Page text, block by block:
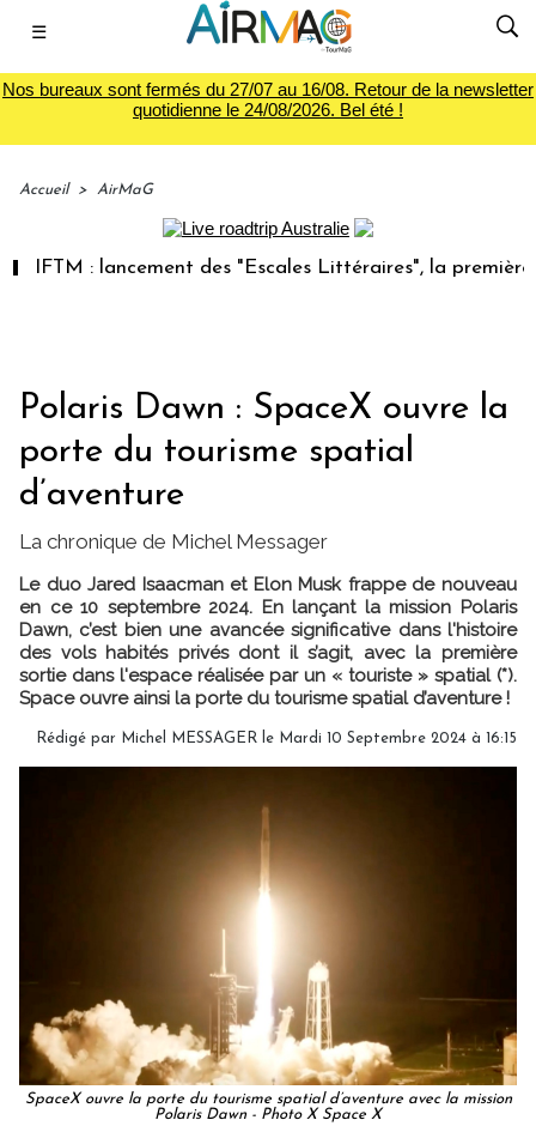
☰
Nos bureaux sont fermés du 27/07 au 16/08. Retour de la newsletter
quotidienne le 24/08/2026. Bel été !
Accueil > AirMaG
: lancement des "Escales Littéraires", la première librairie
Polaris Dawn : SpaceX ouvre la
porte du tourisme spatial
d’aventure
La chronique de Michel Messager
Le duo Jared Isaacman et Elon Musk frappe de nouveau
en ce 10 septembre 2024. En lançant la mission Polaris
Dawn, c’est bien une avancée significative dans l'histoire
des vols habités privés dont il s’agit, avec la première
sortie dans l'espace réalisée par un « touriste » spatial (*).
Space ouvre ainsi la porte du tourisme spatial d’aventure !
Rédigé par Michel MESSAGER le Mardi 10 Septembre 2024 à 16:15
SpaceX ouvre la porte du tourisme spatial d’aventure avec la mission
Polaris Dawn - Photo X Space X